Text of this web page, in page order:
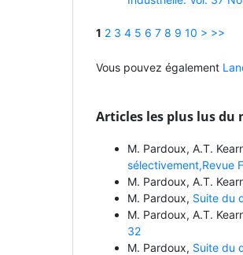
1 2 3 4 5 6 7 8 9 10 > >>
Vous pouvez également
Articles les plus lus du
M. Pardoux, A.T.
sélectivement,Revue
M. Pardoux, A.T.
M. Pardoux, Suite du
M. Pardoux, A.T.
32
M. Pardoux, Suite du